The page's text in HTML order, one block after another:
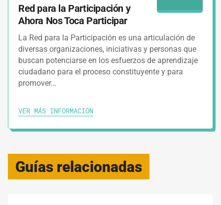
Red para la Participación y
Ahora Nos Toca Participar
La Red para la Participación es una articulación de
diversas organizaciones, iniciativas y personas que
buscan potenciarse en los esfuerzos de aprendizaje
ciudadano para el proceso constituyente y para
promover…
VER MÁS INFORMACIÓN
Guías relacionadas